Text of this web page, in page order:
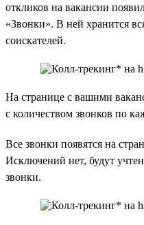
откликов на вакансии
«Звонки». В ней хранится
соискателей.
На странице с вашими
с количеством звонков по
Все звонки появятся на
Исключений нет, будут
звонки.